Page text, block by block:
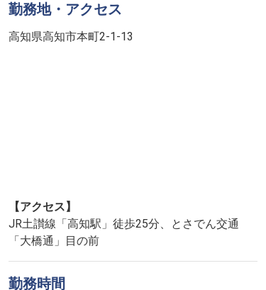
勤務地・アクセス
高知県高知市本町2-1-13
【アクセス】
JR土讃線「高知駅」徒歩25分、とさでん交通
「大橋通」目の前
勤務時間